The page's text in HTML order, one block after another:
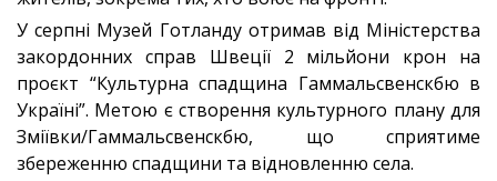
У серпні Музей Готланду отримав від Міністерства
закордонних справ Швеції 2 мільйони крон на
проєкт “Культурна спадщина Гаммальсвенскбю в
Україні”. Метою є створення культурного плану для
Зміївки/Гаммальсвенскбю, що сприятиме
збереженню спадщини та відновленню села.